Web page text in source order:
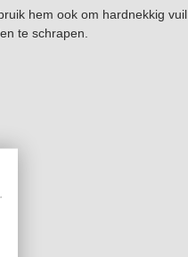
hem ook om hardnekkig vuil,
te schrapen.